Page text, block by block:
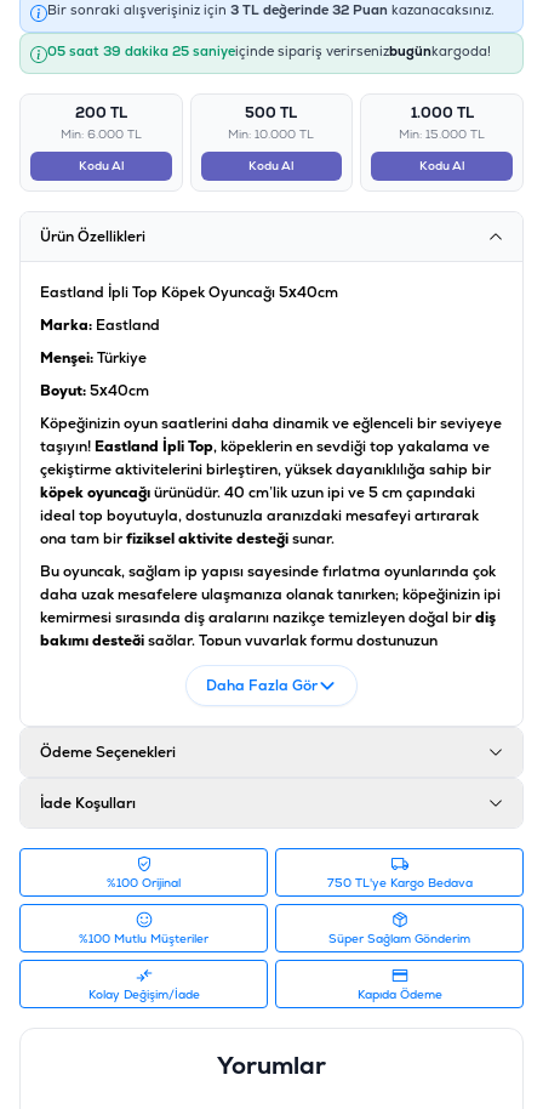
Bir sonraki alışverişiniz için 3 TL değerinde 32 Puan kazanacaksınız.
05 saat 39 dakika 25 saniyeiçinde sipariş verirsenizbugünkargoda!
200 TL
Min: 6.000 TL
Kodu Al
500 TL
Min: 10.000 TL
Kodu Al
1.000 TL
Min: 15.000 TL
Kodu Al
Ürün Özellikleri
Eastland İpli Top Köpek Oyuncağı 5x40cm
Marka: Eastland
Menşei:Türkiye
Boyut:5x40cm
Köpeğinizin oyun saatlerini daha dinamik ve eğlenceli bir seviyeye
taşıyın! Eastland İpli Top, köpeklerin en sevdiği top yakalama ve
çekiştirme aktivitelerini birleştiren, yüksek dayanıklılığa sahip bir
köpek oyuncağıürünüdür. 40 cm’lik uzun ipi ve 5 cm çapındaki
ideal top boyutuyla, dostunuzla aranızdaki mesafeyi artırarak
ona tam birfiziksel aktivite desteğisunar.
Bu oyuncak, sağlam ip yapısı sayesinde fırlatma oyunlarında çok
daha uzak mesafelere ulaşmanıza olanak tanırken; köpeğinizin ipi
kemirmesi sırasında diş aralarını nazikçe temizleyen doğal birdiş
bakımı desteğisağlar. Topun yuvarlak formu dostunuzun
oyuncağı rahatça kavramasına ve taşımasına imkan verir.
, evde veya dışarıda enerjisini atmak isteyen
köpekler için can sıkıntısını gideren, zihinsel odaklanmayı artıran
seçeneklerinden biridir.
Ürün Özellikleri
Ürün Tipi İpli Fırlatma ve Çekiştirme Topu
Boyut 5 cm Çap / 40 cm İp
Malzeme Dayanıklı Pamuk İp ve Sert Kauçuk/Plastik Top
Daha Fazla Gör
Ödeme Seçenekleri
İade Koşulları
%100 Orijinal 750 TL'ye Kargo Bedava
%100 Mutlu Müşteriler Süper Sağlam Gönderim
Kolay Değişim/İade Kapıda Ödeme
Yorumlar